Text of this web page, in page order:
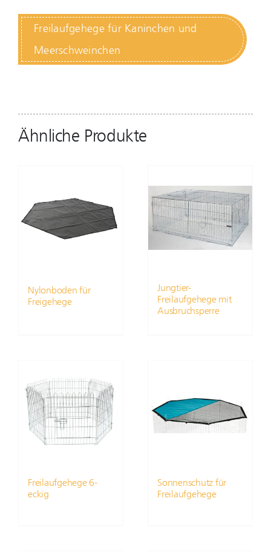
Freilaufgehege für Kaninchen und
Meerschweinchen
Ähnliche Produkte
Nylonboden für
Freigehege
Jungtier-
Freilaufgehege mit
Ausbruchsperre
Freilaufgehege 6-
eckig
Sonnenschutz für
Freilaufgehege